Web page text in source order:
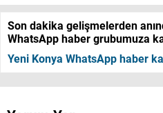
Son dakika gelişmelerden
WhatsApp haber grubumuza
Yeni Konya WhatsApp haber